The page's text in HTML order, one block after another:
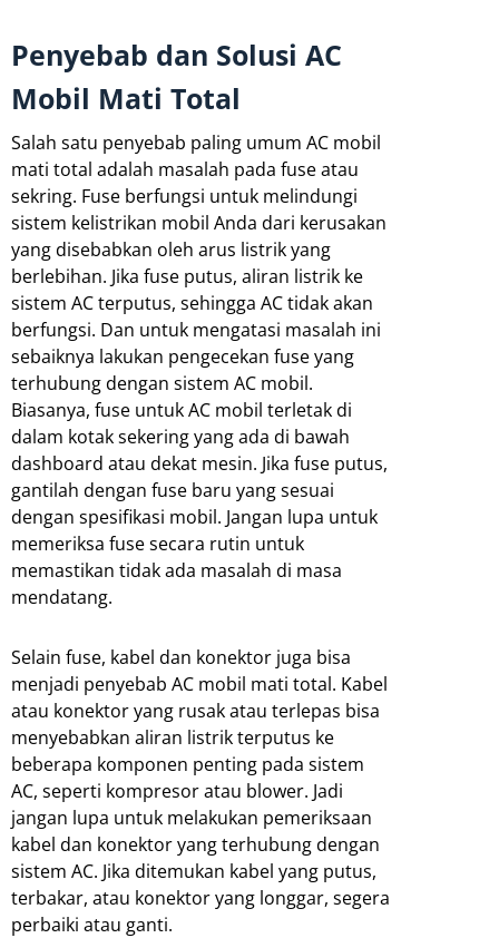
Penyebab dan Solusi AC
Mobil Mati Total
Salah satu penyebab paling umum AC mobil
mati total adalah masalah pada fuse atau
sekring. Fuse berfungsi untuk melindungi
sistem kelistrikan mobil Anda dari kerusakan
yang disebabkan oleh arus listrik yang
berlebihan. Jika fuse putus, aliran listrik ke
sistem AC terputus, sehingga AC tidak akan
berfungsi. Dan untuk mengatasi masalah ini
sebaiknya lakukan pengecekan fuse yang
terhubung dengan sistem AC mobil.
Biasanya, fuse untuk AC mobil terletak di
dalam kotak sekering yang ada di bawah
dashboard atau dekat mesin. Jika fuse putus,
gantilah dengan fuse baru yang sesuai
dengan spesifikasi mobil. Jangan lupa untuk
memeriksa fuse secara rutin untuk
memastikan tidak ada masalah di masa
mendatang.
Selain fuse, kabel dan konektor juga bisa
menjadi penyebab AC mobil mati total. Kabel
atau konektor yang rusak atau terlepas bisa
menyebabkan aliran listrik terputus ke
beberapa komponen penting pada sistem
AC, seperti kompresor atau blower. Jadi
jangan lupa untuk melakukan pemeriksaan
kabel dan konektor yang terhubung dengan
sistem AC. Jika ditemukan kabel yang putus,
terbakar, atau konektor yang longgar, segera
perbaiki atau ganti.